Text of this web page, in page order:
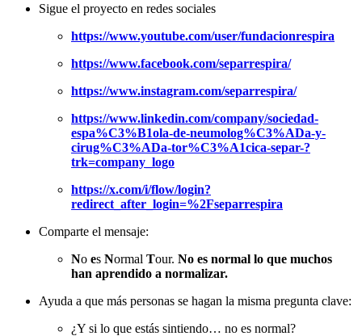
Sigue el proyecto en redes sociales
https://www.youtube.com/user/fundacionrespira
https://www.facebook.com/separrespira/
https://www.instagram.com/separrespira/
https://www.linkedin.com/company/sociedad-
espa%C3%B1ola-de-neumolog%C3%ADa-y-
cirug%C3%ADa-tor%C3%A1cica-separ-?
trk=company_logo
https://x.com/i/flow/login?
redirect_after_login=%2Fseparrespira
Comparte el mensaje:
No es Normal Tour. No es normal lo que muchos
han aprendido a normalizar.
Ayuda a que más personas se hagan la misma pregunta clave:
¿Y si lo que estás sintiendo… no es normal?